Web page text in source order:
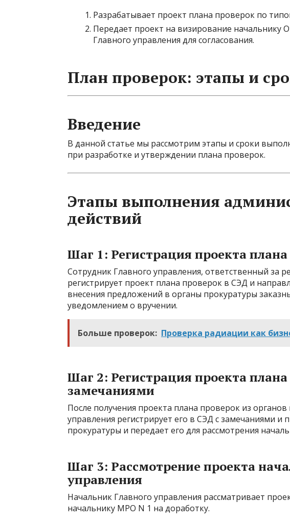
Разрабатывает проект плана проверок по
Передает проект на визирование начальнику
Главного управления для согласования.
План проверок: этапы и
Введение
В данной статье мы рассмотрим этапы и сроки
при разработке и утверждении плана проверок.
Этапы выполнения
действий
Шаг 1: Регистрация проекта
Сотрудник Главного управления, ответственный за
регистрирует проект плана проверок в СЭД и
внесения предложений в органы прокуратуры
уведомлением о вручении.
Больше проверок: Проверка радиации как
Шаг 2: Регистрация проекта плана
замечаниями
После получения проекта плана проверок из
управления регистрирует его в СЭД с замечаниями и
прокуратуры и передает его для рассмотрения
Шаг 3: Рассмотрение проекта
управления
Начальник Главного управления рассматривает
начальнику МРО N 1 на доработку.